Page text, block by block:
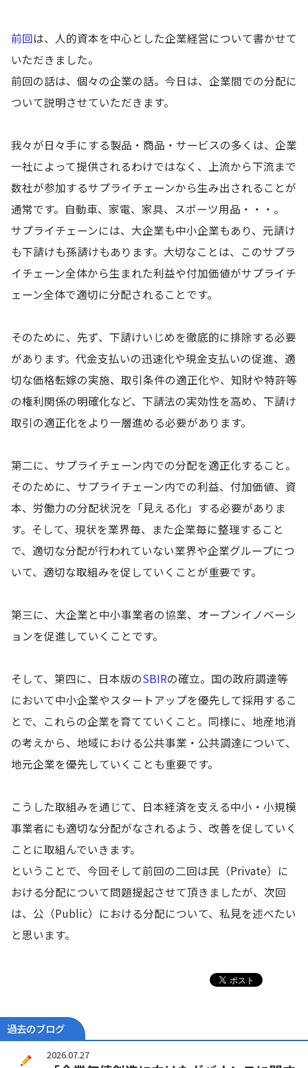
前回は、人的資本を中心とした企業経営について書かせて
いただきました。
前回の話は、個々の企業の話。今日は、企業間での分配に
ついて説明させていただきます。
我々が日々手にする製品・商品・サービスの多くは、企業
一社によって提供されるわけではなく、上流から下流まで
数社が参加するサプライチェーンから生み出されることが
通常です。自動車、家電、家具、スポーツ用品・・・。
サプライチェーンには、大企業も中小企業もあり、元請け
も下請けも孫請けもあります。大切なことは、このサプラ
イチェーン全体から生まれた利益や付加価値がサプライチ
ェーン全体で適切に分配されることです。
そのために、先ず、下請けいじめを徹底的に排除する必要
があります。代金支払いの迅速化や現金支払いの促進、適
切な価格転嫁の実施、取引条件の適正化や、知財や特許等
の権利関係の明確化など、下請法の実効性を高め、下請け
取引の適正化をより一層進める必要があります。
第二に、サプライチェーン内での分配を適正化すること。
そのために、サプライチェーン内での利益、付加価値、資
本、労働力の分配状況を「見える化」する必要がありま
す。そして、現状を業界毎、また企業毎に整理すること
で、適切な分配が行われていない業界や企業グループにつ
いて、適切な取組みを促していくことが重要です。
第三に、大企業と中小事業者の協業、オープンイノベーシ
ョンを促進していくことです。
そして、第四に、日本版のSBIRの確立。国の政府調達等
において中小企業やスタートアップを優先して採用するこ
とで、これらの企業を育てていくこと。同様に、地産地消
の考えから、地域における公共事業・公共調達について、
地元企業を優先していくことも重要です。
こうした取組みを通じて、日本経済を支える中小・小規模
事業者にも適切な分配がなされるよう、改善を促していく
ことに取組んでいきます。
ということで、今回そして前回の二回は民（Private）に
おける分配について問題提起させて頂きましたが、次回
は、公（Public）における分配について、私見を述べたい
と思います。
過去のブログ
2026.07.27